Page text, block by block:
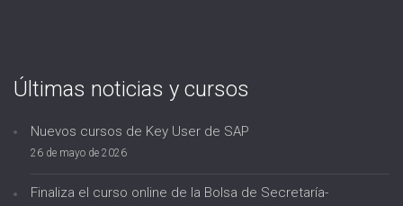
Últimas noticias y cursos
Nuevos cursos de Key User de SAP
26 de mayo de 2026
Finaliza el curso online de la Bolsa de Secretaría-